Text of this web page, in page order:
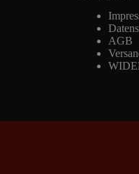
AGB